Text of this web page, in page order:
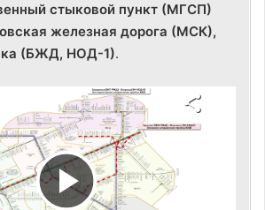
стыковой пункт (МГСП)
железная дорога (МСК),
(БЖД, НОД-1).
В